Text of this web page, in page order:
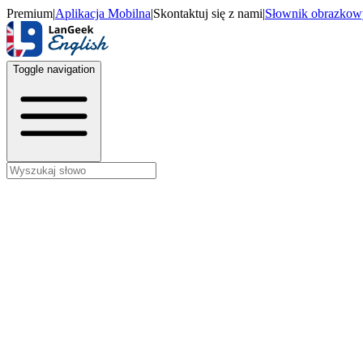
Premium|Aplikacja Mobilna|Skontaktuj się z nami|Słownik
Toggle navigation